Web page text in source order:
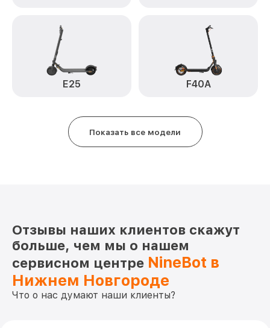
E25 F40A
Показать все модели
Отзывы наших клиентов скажут
больше, чем мы о нашем
сервисном центре NineBot в
Нижнем Новгороде
Что о нас думают наши клиенты?